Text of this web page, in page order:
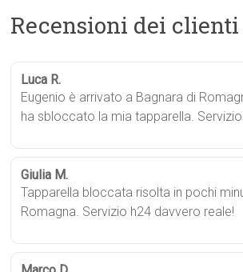
Recensioni dei clienti
Luca R.
Eugenio è arrivato a Bagnara di
ha sbloccato la mia tapparella.
Giulia M.
Tapparella bloccata risolta in pochi
Romagna. Servizio h24 davvero reale!